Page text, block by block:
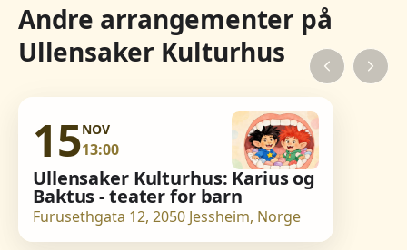
Andre arrangementer på
Ullensaker Kulturhus
15NOV
13:00
Ullensaker Kulturhus: Karius og
Baktus - teater for barn
Furusethgata 12, 2050 Jessheim, Norge